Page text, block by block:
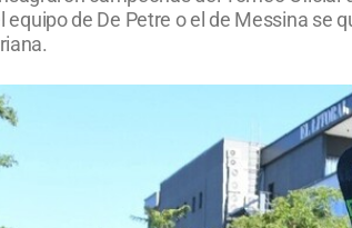
de De Petre o el de Messina